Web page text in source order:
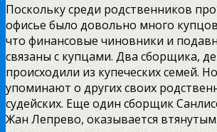
Поскольку среди родственников
офисье было довольно много
что финансовые чиновники и
связаны с купцами. Два сборщика,
происходили из купеческих семей.
упоминают о других своих
судейских. Еще один сборщик
Жан Лепрево, оказывается